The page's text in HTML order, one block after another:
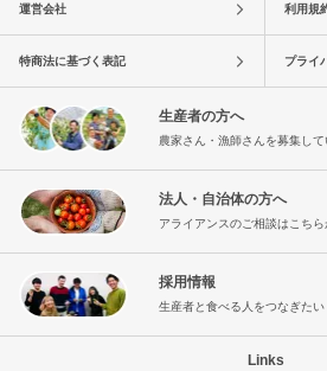
運営会社 利用規
特商法に基づく表記 プライ
生産者の方へ
農家さん・漁師さんを募集して
法人・自治体の方へ
アライアンスのご相談はこちら
採用情報
生産者と食べる人をつなぎたい
Links